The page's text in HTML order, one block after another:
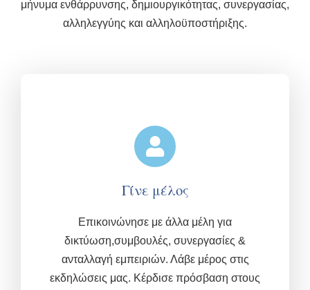
μήνυμα ενθάρρυνσης, δημιουργικότητας, συνεργασίας,
αλληλεγγύης και αλληλοϋποστήριξης.
Γίνε μέλος
Επικοινώνησε με άλλα μέλη για
δικτύωση,συμβουλές, συνεργασίες &
ανταλλαγή εμπειριών. Λάβε μέρος στις
εκδηλώσεις μας. Κέρδισε πρόσβαση στους